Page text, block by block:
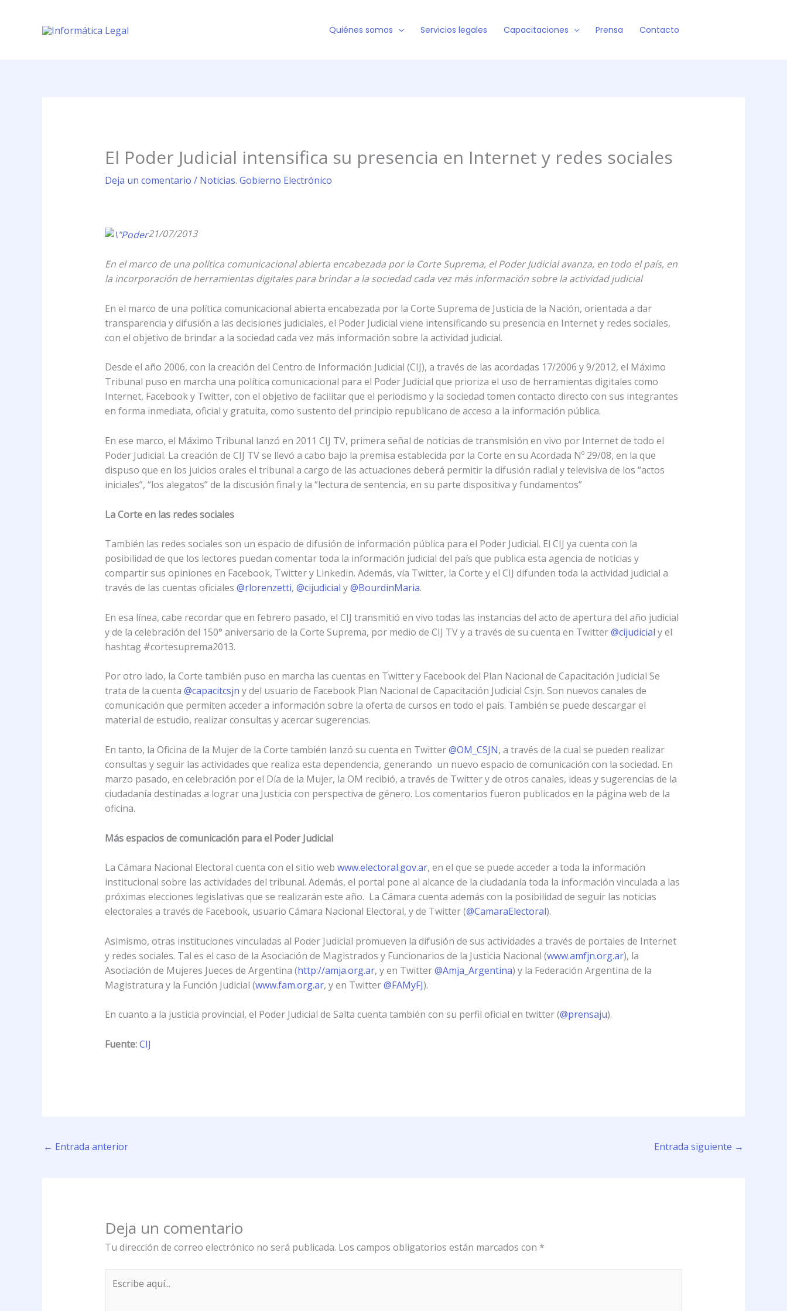
contenido
Quiénes somos Servicios legales Capacitaciones Prensa Contacto
El Poder Judicial intensifica su presencia en Internet y redes sociales
Deja un comentario / Noticias. Gobierno Electrónico
21/07/2013
En el marco de una política comunicacional abierta encabezada por la Corte Suprema, el Poder Judicial avanza, en todo el país, en
la incorporación de herramientas digitales para brindar a la sociedad cada vez más información sobre la actividad judicial
En el marco de una política comunicacional abierta encabezada por la Corte Suprema de Justicia de la Nación, orientada a dar
transparencia y difusión a las decisiones judiciales, el Poder Judicial viene intensificando su presencia en Internet y redes sociales,
con el objetivo de brindar a la sociedad cada vez más información sobre la actividad judicial.
Desde el año 2006, con la creación del Centro de Información Judicial (CIJ), a través de las acordadas 17/2006 y 9/2012, el Máximo
Tribunal puso en marcha una política comunicacional para el Poder Judicial que prioriza el uso de herramientas digitales como
Internet, Facebook y Twitter, con el objetivo de facilitar que el periodismo y la sociedad tomen contacto directo con sus integrantes
en forma inmediata, oficial y gratuita, como sustento del principio republicano de acceso a la información pública.
En ese marco, el Máximo Tribunal lanzó en 2011 CIJ TV, primera señal de noticias de transmisión en vivo por Internet de todo el
Poder Judicial. La creación de CIJ TV se llevó a cabo bajo la premisa establecida por la Corte en su Acordada Nº 29/08, en la que
dispuso que en los juicios orales el tribunal a cargo de las actuaciones deberá permitir la difusión radial y televisiva de los “actos
iniciales”, “los alegatos” de la discusión final y la “lectura de sentencia, en su parte dispositiva y fundamentos”
La Corte en las redes sociales
También las redes sociales son un espacio de difusión de información pública para el Poder Judicial. El CIJ ya cuenta con la
posibilidad de que los lectores puedan comentar toda la información judicial del país que publica esta agencia de noticias y
compartir sus opiniones en Facebook, Twitter y Linkedin. Además, vía Twitter, la Corte y el CIJ difunden toda la actividad judicial a
través de las cuentas oficiales @rlorenzetti, @cijudicial y@BourdinMaria.
En esa línea, cabe recordar que en febrero pasado, el CIJ transmitió en vivo todas las instancias del acto de apertura del año judicial
y de la celebración del 150° aniversario de la Corte Suprema, por medio de CIJ TV y a través de su cuenta en Twitter@cijudicial y el
hashtag #cortesuprema2013.
Por otro lado, la Corte también puso en marcha las cuentas en Twitter y Facebook del Plan Nacional de Capacitación Judicial Se
trata de la cuenta @capacitcsjn y del usuario de Facebook Plan Nacional de Capacitación Judicial Csjn. Son nuevos canales de
comunicación que permiten acceder a información sobre la oferta de cursos en todo el país. También se puede descargar el
material de estudio, realizar consultas y acercar sugerencias.
En tanto, la Oficina de la Mujer de la Corte también lanzó su cuenta en Twitter@OM_CSJN, a través de la cual se pueden realizar
consultas y seguir las actividades que realiza esta dependencia, generando un nuevo espacio de comunicación con la sociedad. En
marzo pasado, en celebración por el Día de la Mujer, la OM recibió, a través de Twitter y de otros canales, ideas y sugerencias de la
ciudadanía destinadas a lograr una Justicia con perspectiva de género. Los comentarios fueron publicados en la página web de la
oficina.
Más espacios de comunicación para el Poder Judicial
La Cámara Nacional Electoral cuenta con el sitio web www.electoral.gov.ar, en el que se puede acceder a toda la información
institucional sobre las actividades del tribunal. Además, el portal pone al alcance de la ciudadanía toda la información vinculada a las
próximas elecciones legislativas que se realizarán este año. La Cámara cuenta además con la posibilidad de seguir las noticias
electorales a través de Facebook, usuario Cámara Nacional Electoral, y de Twitter (@CamaraElectoral).
Asimismo, otras instituciones vinculadas al Poder Judicial promueven la difusión de sus actividades a través de portales de Internet
y redes sociales. Tal es el caso de la Asociación de Magistrados y Funcionarios de la Justicia Nacional (www.amfjn.org.ar), la
Asociación de Mujeres Jueces de Argentina (http://amja.org.ar, y en Twitter@Amja_Argentina) y la Federación Argentina de la
Magistratura y la Función Judicial (www.fam.org.ar, y en Twitter@FAMyFJ).
En cuanto a la justicia provincial, el Poder Judicial de Salta cuenta también con su perfil oficial en twitter (@prensaju).
Fuente:CIJ
← Entrada anterior Entrada siguiente →
Deja un comentario
Tu dirección de correo electrónico no será publicada. Los campos obligatorios están marcados con *
aquí...